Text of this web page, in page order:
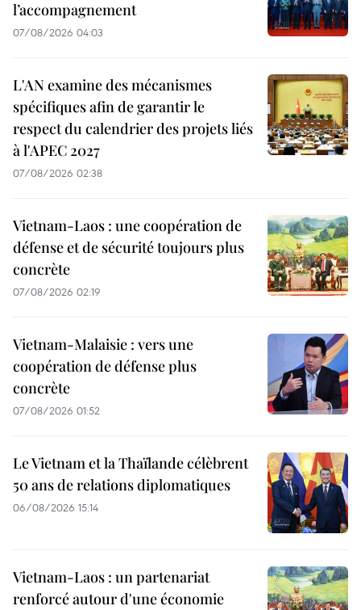
l’accompagnement
07/08/2026 04:03
L'AN examine des mécanismes
spécifiques afin de garantir le
respect du calendrier des projets liés
à l'APEC 2027
07/08/2026 02:38
Vietnam-Laos : une coopération de
défense et de sécurité toujours plus
concrète
07/08/2026 02:19
Vietnam-Malaisie : vers une
coopération de défense plus
concrète
07/08/2026 01:52
Le Vietnam et la Thaïlande célèbrent
50 ans de relations diplomatiques
06/08/2026 15:14
Vietnam-Laos : un partenariat
renforcé autour d'une économie